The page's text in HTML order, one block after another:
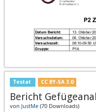
Testat CC BY-SA 3.0
Bericht
von JustMe (70 Downloads)